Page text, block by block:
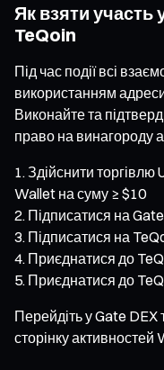
Як взяти участь
TeQoin
Під час події всі
використанням
Виконайте та
право на винагороду
Здійснити торгівлю
Wallet на суму ≥ $10
Підписатися на
Підписатися на
Приєднатися до
Приєднатися до
Перейдіть у Gate DEX
сторінку активностей